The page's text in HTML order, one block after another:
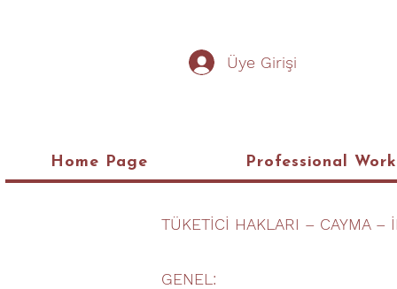
Üye Girişi
Home Page Professional
TÜKETİCİ HAKLARI – CAYMA –
GENEL: